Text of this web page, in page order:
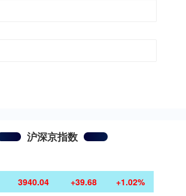
沪深京指数
3940.04 +39.68 +1.02%